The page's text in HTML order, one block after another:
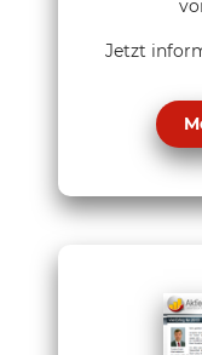
Jetzt